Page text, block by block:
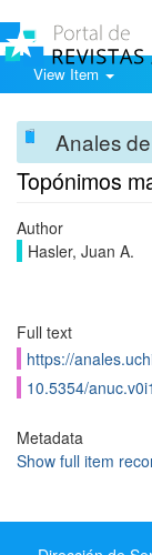
View Item
Anales
Topónimos
Author
Hasler, Juan A.
Full text
https://
10.5354/
Metadata
Show full item